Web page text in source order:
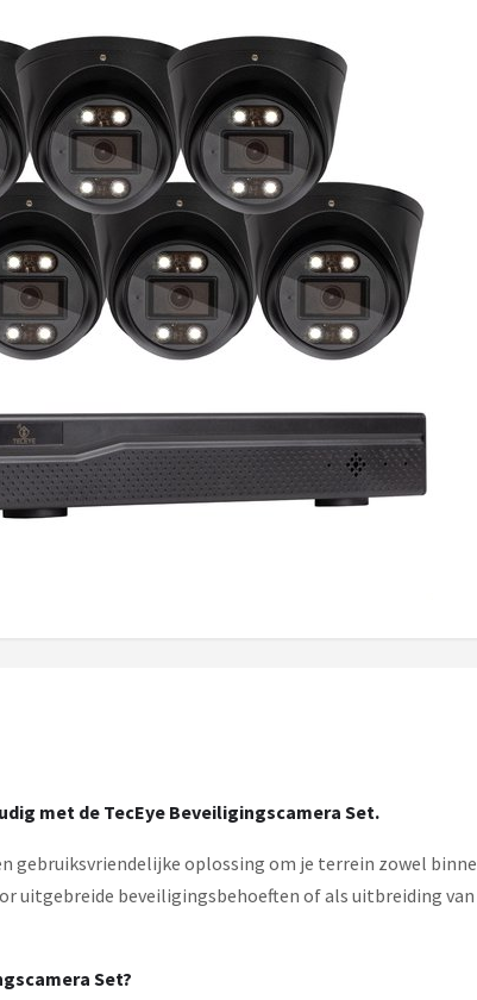
met de TecEye Beveiligingscamera Set.
gebruiksvriendelijke oplossing om je terrein zowel
uitgebreide beveiligingsbehoeften of als uitbreiding
Set?